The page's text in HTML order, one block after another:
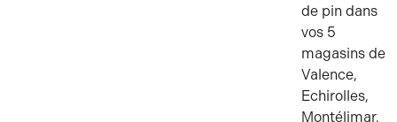
de pin dans
vos 5
magasins de
Valence,
Echirolles,
Montélimar,